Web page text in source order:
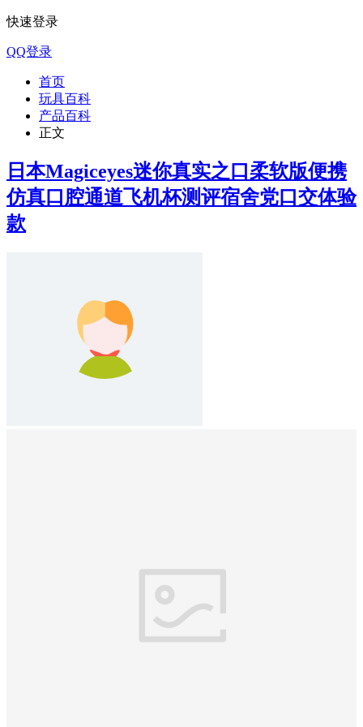
快速登录
QQ登录
首页
玩具百科
产品百科
正文
日本Magiceyes迷你真实之口柔软版便携
仿真口腔通道飞机杯测评宿舍党口交体验
款